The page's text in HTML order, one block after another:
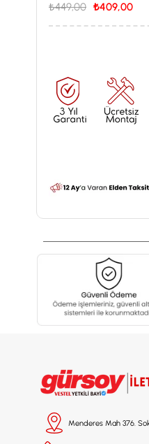
₺409,00
₺449,00
Menderes Mah 376.